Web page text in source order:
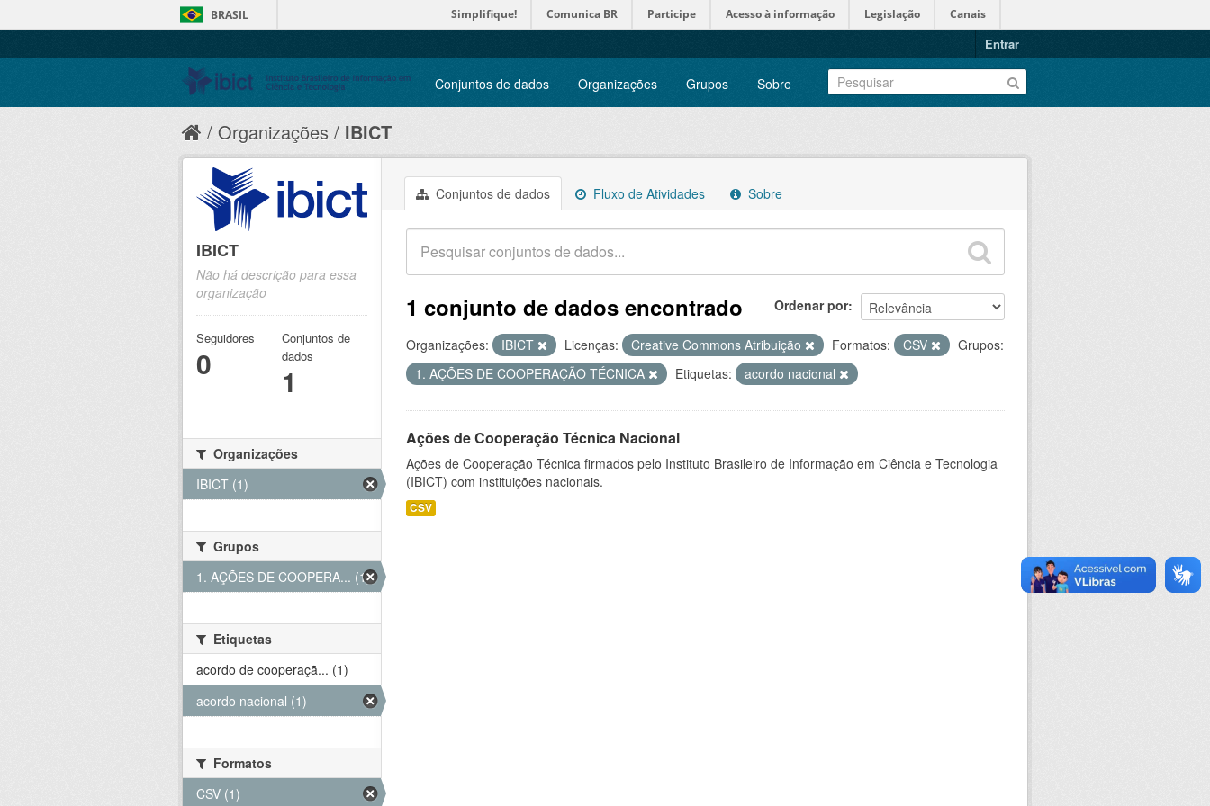
BRASIL Simplifique! Comunica BR Participe Acesso à informação Legislação Canais
Entrar
Conjuntos de dados Organizações Grupos Sobre
Organizações IBICT
Conjuntos de dados Fluxo de Atividades Sobre
Ordenar por
1 conjunto de dados encontrado
Organizações: IBICT Licenças: Creative Commons Atribuição Formatos: CSV
Grupos:
1. AÇÕES DE COOPERAÇÃO TÉCNICA
Etiquetas: acordo nacional
Ações de Cooperação Técnica Nacional
Ações de Cooperação Técnica firmados pelo Instituto Brasileiro de Informação em Ciência e Tecnologia
(IBICT) com instituições nacionais.
CSV
IBICT
Não há descrição para essa
organização
Seguidores
0
Conjuntos de
dados
1
Organizações
IBICT (1)
Grupos
1. AÇÕES DE COOPERA... (1)
Etiquetas
acordo de cooperaçã... (1)
acordo nacional (1)
Formatos
CSV (1)